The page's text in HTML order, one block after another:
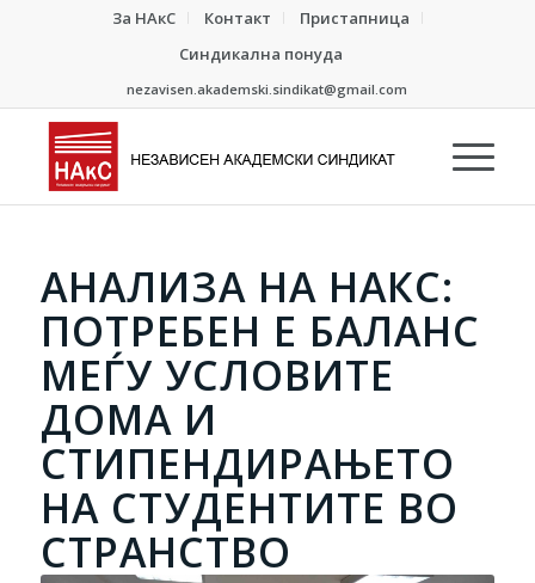
За НАкС Контакт
Пристапница
Синдикална понуда
nezavisen.akademski.sindikat@gmail.com
АНАЛИЗА НА НАКС:
ПОТРЕБЕН Е БАЛАНС
МЕЃУ УСЛОВИТЕ
ДОМА И
СТИПЕНДИРАЊЕТО
НА СТУДЕНТИТЕ ВО
СТРАНСТВО